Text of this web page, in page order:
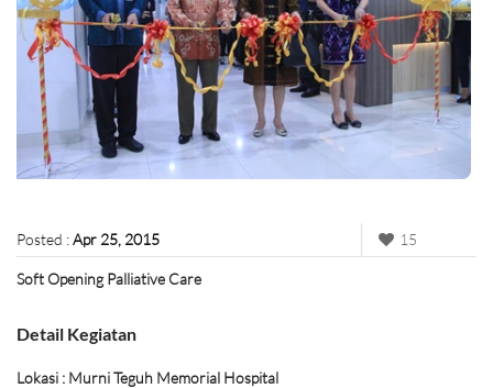
Posted :Apr 25, 2015 15
Soft Opening Palliative Care
Detail Kegiatan
Lokasi : Murni Teguh Memorial Hospital